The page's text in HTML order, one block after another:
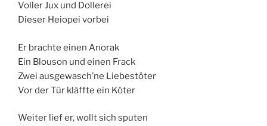
Voller Jux und Dollerei
Dieser Heiopei vorbei
Er brachte einen Anorak
Ein Blouson und einen Frack
Zwei ausgewasch’ne Liebestöter
Vor der Tür kläffte ein Köter
Weiter lief er, wollt sich sputen